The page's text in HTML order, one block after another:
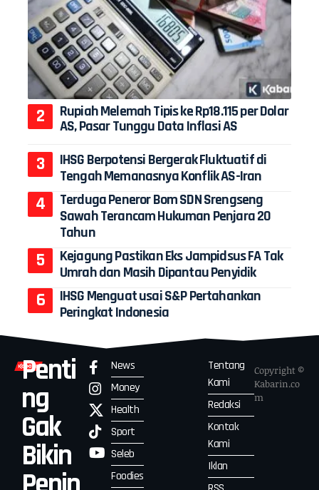
Rupiah Melemah Tipis ke Rp18.115 per Dolar
AS, Pasar Tunggu Data Inflasi AS
IHSG Berpotensi Bergerak Fluktuatif di
Tengah Memanasnya Konflik AS-Iran
Terduga Peneror Bom SDN Srengseng
Sawah Terancam Hukuman Penjara 20
Tahun
Kejagung Pastikan Eks Jampidsus FA Tak
Umrah dan Masih Dipantau Penyidik
IHSG Menguat usai S&P Pertahankan
Peringkat Indonesia
Penti
ng
Gak
Bikin
News
Money
Health
Sport
Seleb
Foodies
Tentang
Kami
Redaksi
Kontak
Kami
Iklan
Copyright ©
Kabarin.co
m